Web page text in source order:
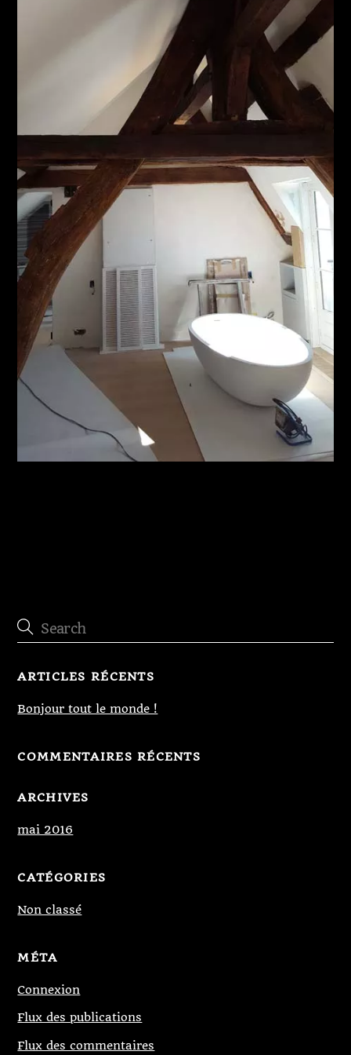
ARTICLES RÉCENTS
Bonjour tout le monde !
COMMENTAIRES RÉCENTS
ARCHIVES
mai 2016
CATÉGORIES
Non classé
MÉTA
Connexion
Flux des publications
Flux des commentaires